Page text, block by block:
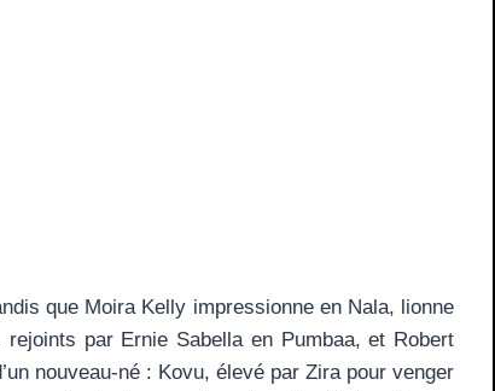
que Moira Kelly impressionne en Nala, lionne
par Ernie Sabella en Pumbaa, et Robert
nouveau-né : Kovu, élevé par Zira pour venger